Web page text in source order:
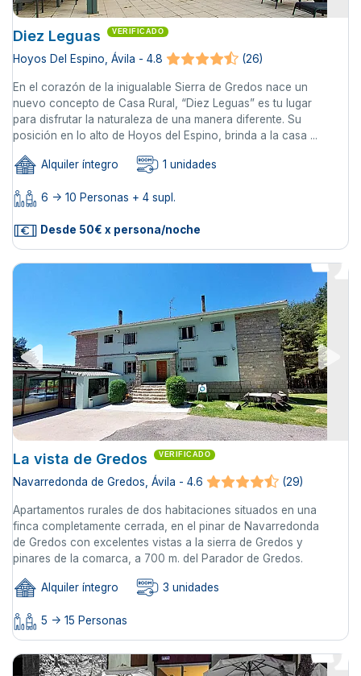
Diez Leguas VERIFICADO
Hoyos Del Espino, Ávila - 4.8 (26)
En el corazón de la inigualable Sierra de Gredos nace un
nuevo concepto de Casa Rural, “Diez Leguas” es tu lugar
para disfrutar la naturaleza de una manera diferente. Su
posición en lo alto de Hoyos del Espino, brinda a la casa ...
Alquiler íntegro 1 unidades
6 -> 10 Personas + 4 supl.
Desde 50€ x persona/noche
La vista de Gredos VERIFICADO
Navarredonda de Gredos, Ávila - 4.6 (29)
Apartamentos rurales de dos habitaciones situados en una
finca completamente cerrada, en el pinar de Navarredonda
de Gredos con excelentes vistas a la sierra de Gredos y
pinares de la comarca, a 700 m. del Parador de Gredos.
Alquiler íntegro 3 unidades
5 -> 15 Personas